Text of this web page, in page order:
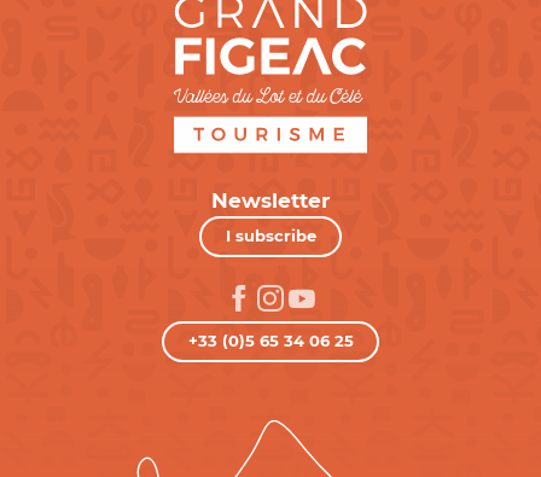
Newsletter
I subscribe
+33 (0)5 65 34 06 25